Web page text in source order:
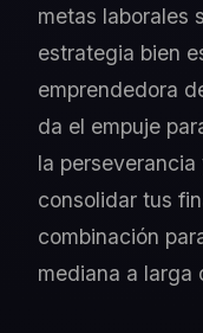
metas laborales
estrategia bien
emprendedora
da el empuje
la
consolidar tus
combinación
mediana a larga